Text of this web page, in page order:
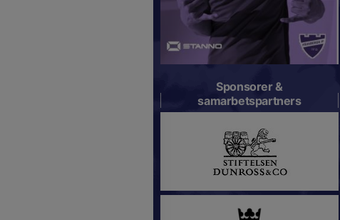
Sponsorer &
samarbetspartners